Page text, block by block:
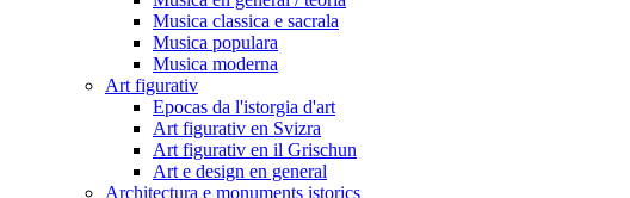
Musica classica e sacrala
Musica populara
Musica moderna
Art figurativ
Epocas da l'istorgia d'art
Art figurativ en Svizra
Art figurativ en il Grischun
Art e design en general
Architectura e monuments istorics